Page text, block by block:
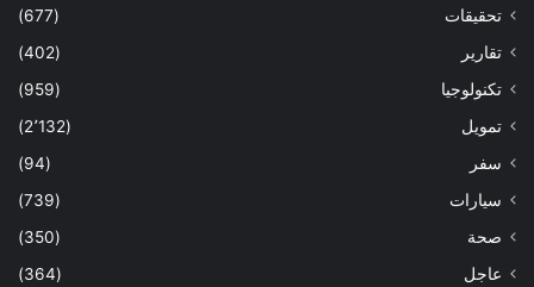
تحقيقات
(677)
تقارير
(402)
تكنولوجيا
(959)
تمويل
(2٬132)
سفر
(94)
سيارات
(739)
صحة
(350)
عاجل
(364)